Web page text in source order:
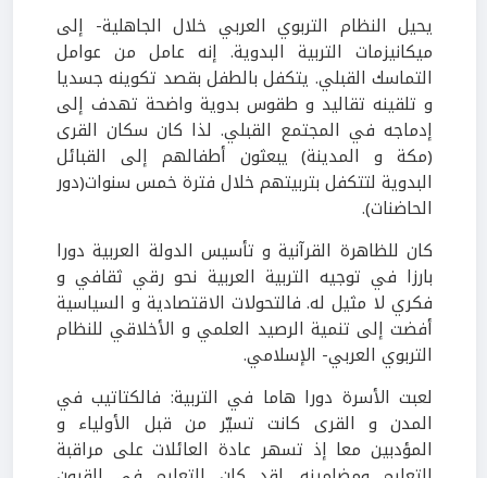
يحيل النظام التربوي العربي خلال الجاهلية- إلى
ميكانيزمات التربية البدوية. إنه عامل من عوامل
التماسك القبلي. يتكفل بالطفل بقصد تكوينه جسديا
و تلقينه تقاليد و طقوس بدوية واضحة تهدف إلى
إدماجه في المجتمع القبلي. لذا كان سكان القرى
(مكة و المدينة) يبعثون أطفالهم إلى القبائل
البدوية لتتكفل بتربيتهم خلال فترة خمس سنوات(دور
الحاضنات).
كان للظاهرة القرآنية و تأسيس الدولة العربية دورا
بارزا في توجيه التربية العربية نحو رقي ثقافي و
فكري لا مثيل له. فالتحولات الاقتصادية و السياسية
أفضت إلى تنمية الرصيد العلمي و الأخلاقي للنظام
التربوي العربي- الإسلامي.
لعبت الأسرة دورا هاما في التربية: فالكتاتيب في
المدن و القرى كانت تسيّر من قبل الأولياء و
المؤدبين معا إذ تسهر عادة العائلات على مراقبة